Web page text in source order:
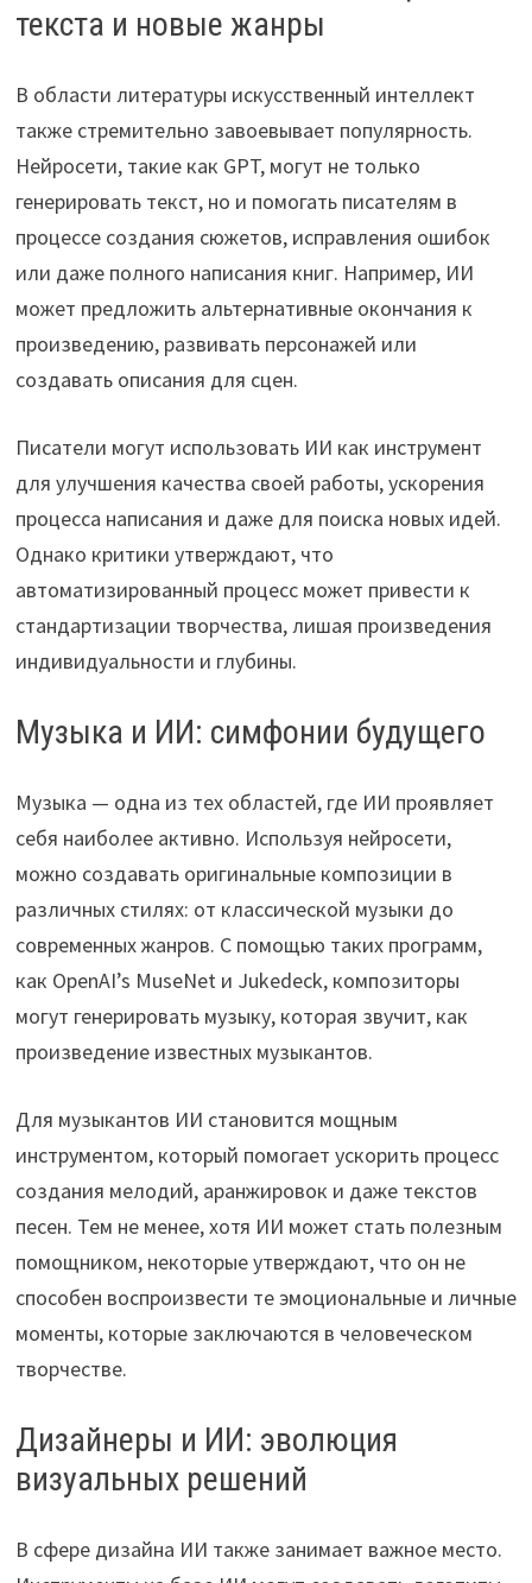
текста и новые жанры
В области литературы искусственный интеллект
также стремительно завоевывает популярность.
Нейросети, такие как GPT, могут не только
генерировать текст, но и помогать писателям в
процессе создания сюжетов, исправления ошибок
или даже полного написания книг. Например, ИИ
может предложить альтернативные окончания к
произведению, развивать персонажей или
создавать описания для сцен.
Писатели могут использовать ИИ как инструмент
для улучшения качества своей работы, ускорения
процесса написания и даже для поиска новых идей.
Однако критики утверждают, что
автоматизированный процесс может привести к
стандартизации творчества, лишая произведения
индивидуальности и глубины.
Музыка и ИИ: симфонии будущего
Музыка — одна из тех областей, где ИИ проявляет
себя наиболее активно. Используя нейросети,
можно создавать оригинальные композиции в
различных стилях: от классической музыки до
современных жанров. С помощью таких программ,
как OpenAI’s MuseNet и Jukedeck, композиторы
могут генерировать музыку, которая звучит, как
произведение известных музыкантов.
Для музыкантов ИИ становится мощным
инструментом, который помогает ускорить процесс
создания мелодий, аранжировок и даже текстов
песен. Тем не менее, хотя ИИ может стать полезным
помощником, некоторые утверждают, что он не
способен воспроизвести те эмоциональные и личные
моменты, которые заключаются в человеческом
творчестве.
Дизайнеры и ИИ: эволюция
визуальных решений
В сфере дизайна ИИ также занимает важное место.